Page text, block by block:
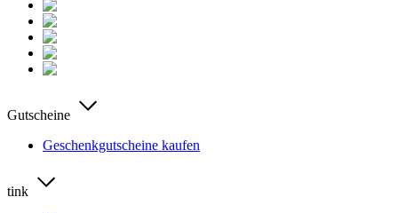
Gutscheine
Geschenkgutscheine kaufen
tink